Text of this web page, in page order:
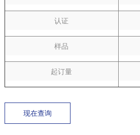
认证
样品
起订量
现在查询